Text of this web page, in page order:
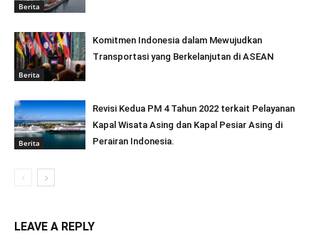
Berita
Berita
Komitmen Indonesia dalam Mewujudkan
Transportasi yang Berkelanjutan di ASEAN
Berita
Revisi Kedua PM 4 Tahun 2022 terkait Pelayanan
Kapal Wisata Asing dan Kapal Pesiar Asing di
Perairan Indonesia.
LEAVE A REPLY